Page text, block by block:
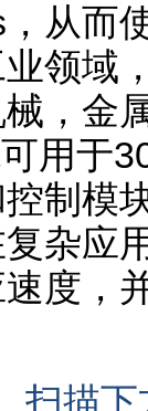
从而
领域
，金
用于
制模
杂应
度，
扫描